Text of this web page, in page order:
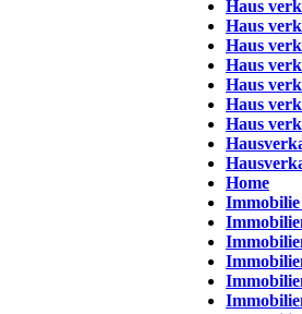
Haus
Haus
Haus
Haus
Haus
Haus
Haus
Home